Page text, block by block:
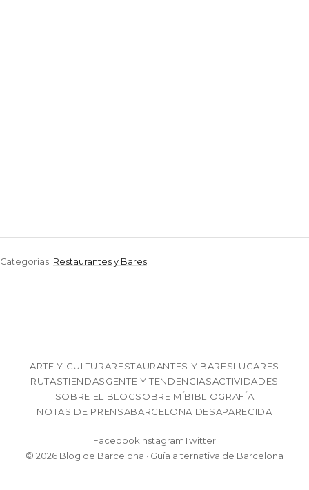
Categorías: Restaurantes y Bares
ARTE Y CULTURARESTAURANTES Y BARESLUGARES
RUTASTIENDASGENTE Y TENDENCIASACTIVIDADES
SOBRE EL BLOGSOBRE MÍBIBLIOGRAFÍA
NOTAS DE PRENSABARCELONA DESAPARECIDA
FacebookInstagramTwitter
© 2026 Blog de Barcelona · Guía alternativa de Barcelona